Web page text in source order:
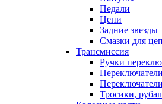
Педали
Цепи
Задние звезды
Смазки для
Трансмиссия
Ручки
Тросики,